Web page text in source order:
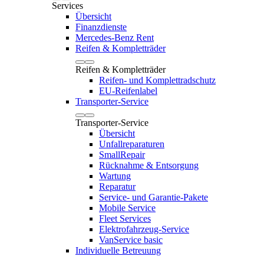
Services
Übersicht
Finanzdienste
Mercedes-Benz Rent
Reifen & Kompletträder
Reifen & Kompletträder
Reifen- und Komplettradschutz
EU-Reifenlabel
Transporter-Service
Transporter-Service
Übersicht
Unfallreparaturen
SmallRepair
Rücknahme & Entsorgung
Wartung
Reparatur
Service- und Garantie-Pakete
Mobile Service
Fleet Services
Elektrofahrzeug-Service
VanService basic
Individuelle Betreuung